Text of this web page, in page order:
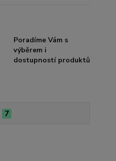
Poradíme Vám s
výběrem i
dostupností produktů
7